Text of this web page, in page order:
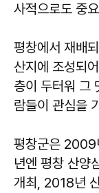
사적으로도 중
평창에서 재배
산지에 조성되
층이 두터워 그
람들이 관심을
평창군은 2009
년엔 평창 산양
개최, 2018년